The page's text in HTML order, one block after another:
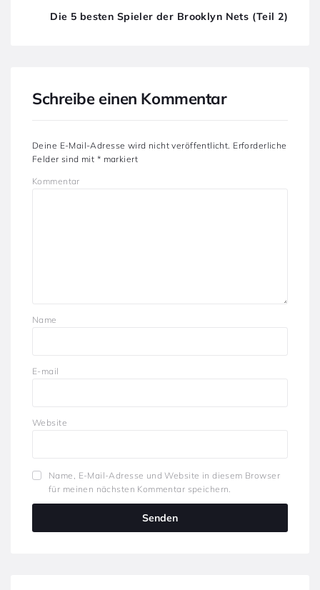
Die 5 besten Spieler der Brooklyn Nets (Teil 2)
Schreibe einen Kommentar
Deine E-Mail-Adresse wird nicht veröffentlicht. Erforderliche
Felder sind mit * markiert
Kommentar
Name
E-mail
Website
Name, E-Mail-Adresse und Website in diesem Browser
für meinen nächsten Kommentar speichern.